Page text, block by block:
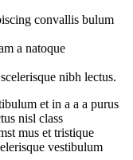
convallis bulum
a natoque
nibh lectus.
et in a a a purus
nisl class
mus et tristique
vestibulum